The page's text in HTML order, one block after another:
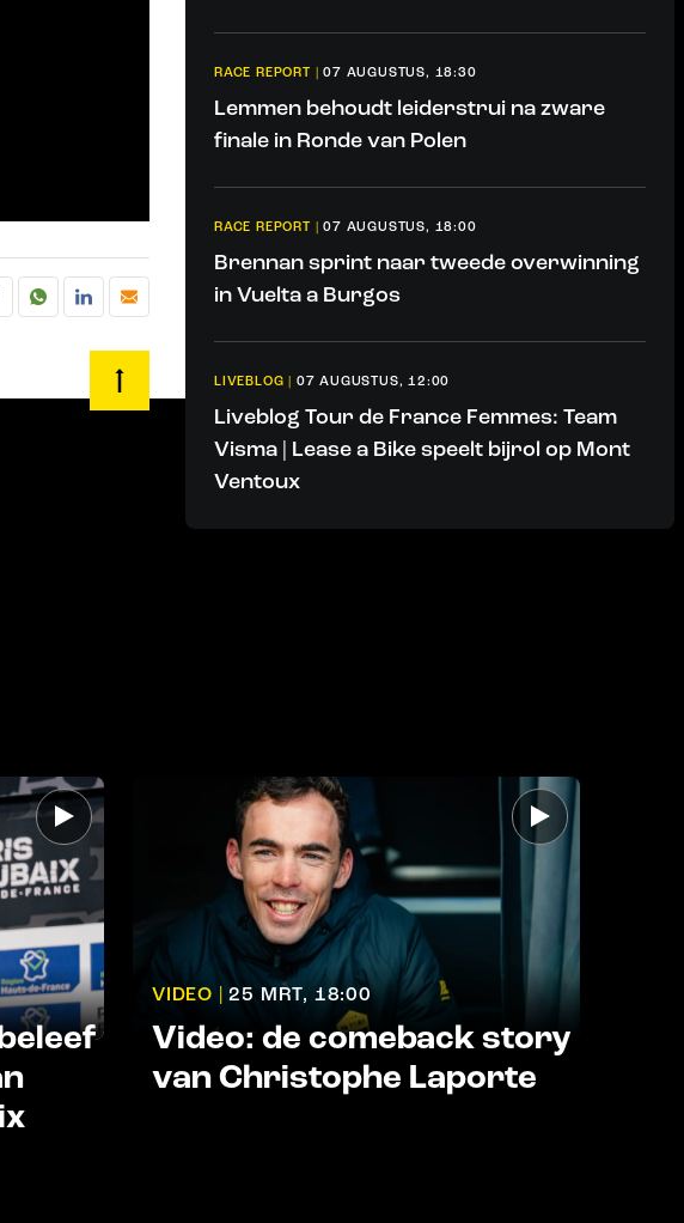
RACE REPORT |07 AUGUSTUS, 18:30
Lemmen behoudt leiderstrui na zware
finale in Ronde van Polen
RACE REPORT |07 AUGUSTUS, 18:00
Brennan sprint naar tweede overwinning
in Vuelta a Burgos
LIVEBLOG | 07 AUGUSTUS, 12:00
Liveblog Tour de France Femmes: Team
Visma | Lease a Bike speelt bijrol op Mont
Ventoux
VIDEO | 25 MRT, 18:00
Video: de comeback story
van Christophe Laporte